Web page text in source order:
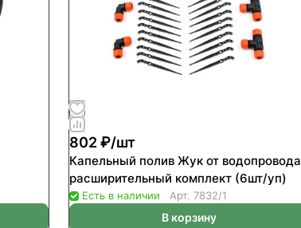
802 ₽/шт
Капельный полив Жук от водопровода
расширительный комплект (6шт/уп)
Есть в наличии Арт. 7832/1
В корзину